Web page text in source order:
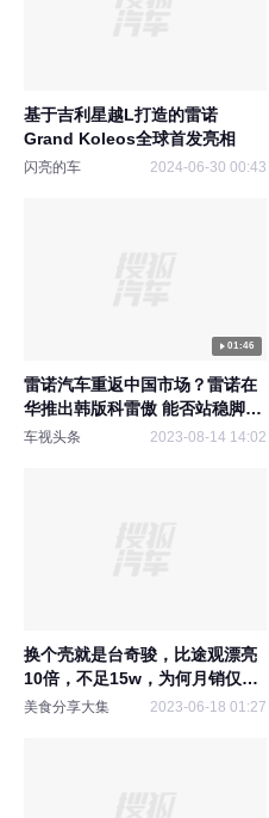
基于吉利星越L打造的雷诺
Grand Koleos全球首发亮相
闪亮的车 2024-06-30 00:43
01:46
雷诺汽车重返中国市场？雷诺在
华推出韩版科雷傲 能否站稳脚
跟？
车视头条 2023-08-14 14:02
换个壳就是台奇骏，比途观漂亮
10倍，不足15w，为何月销仅
115辆
美食分享大集 2023-06-18 01:27